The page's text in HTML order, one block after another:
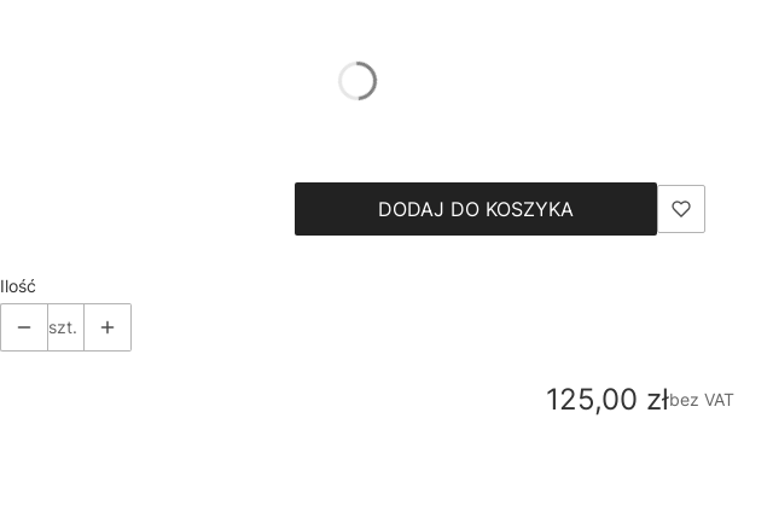
DODAJ DO KOSZYKA
Ilość
szt.
Cena
125,00 złbez VAT